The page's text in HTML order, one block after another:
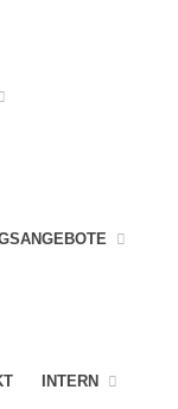
INTERN